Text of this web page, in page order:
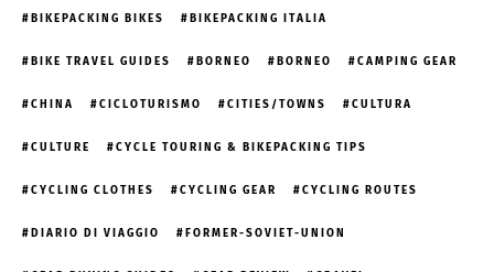
BIKEPACKING BIKES BIKEPACKING ITALIA
BIKE TRAVEL GUIDES BORNEO BORNEO CAMPING GEAR
CHINA CICLOTURISMO CITIES/TOWNS CULTURA
CULTURE CYCLE TOURING & BIKEPACKING TIPS
CYCLING CLOTHES CYCLING GEAR CYCLING ROUTES
DIARIO DI VIAGGIO FORMER-SOVIET-UNION